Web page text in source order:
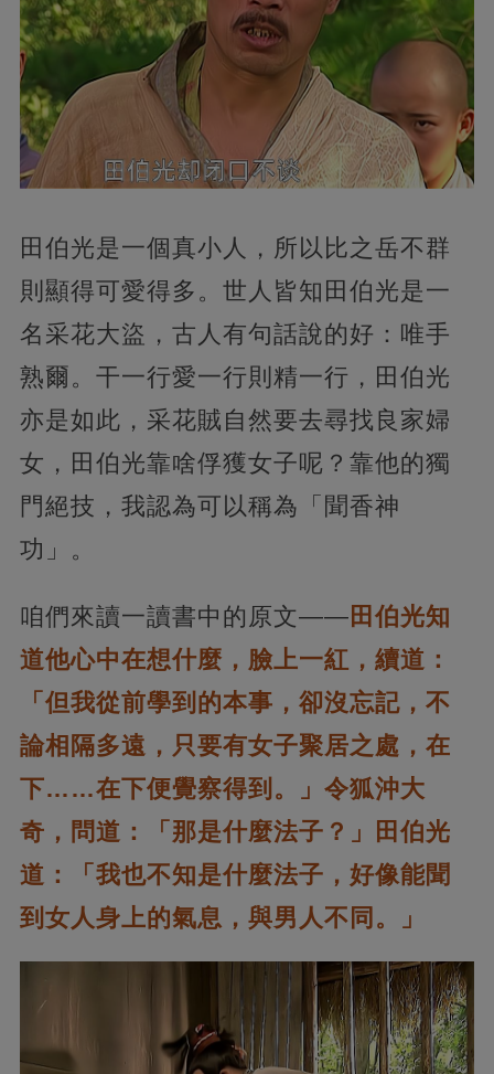
田伯光是一個真小人，所以比之岳不群
則顯得可愛得多。世人皆知田伯光是一
名采花大盜，古人有句話說的好：唯手
熟爾。干一行愛一行則精一行，田伯光
亦是如此，采花賊自然要去尋找良家婦
女，田伯光靠啥俘獲女子呢？靠他的獨
門絕技，我認為可以稱為「聞香神
功」。
咱們來讀一讀書中的原文—— 田伯光知
道他心中在想什麼，臉上一紅，續道：
「但我從前學到的本事，卻沒忘記，不
論相隔多遠，只要有女子聚居之處，在
下……在下便覺察得到。」令狐沖大
奇，問道：「那是什麼法子？」田伯光
道：「我也不知是什麼法子，好像能聞
到女人身上的氣息，與男人不同。」